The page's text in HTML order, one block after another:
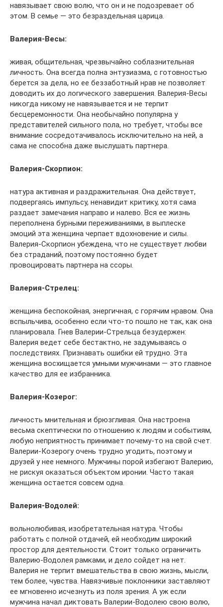
навязывает свою волю, что он и не подозревает об
этом. В семье — это безраздельная царица.
Валерия-Весы:
живая, общительная, чрезвычайно соблазнительная
личность. Она всегда полна энтузиазма, с готовностью
берется за дела, но ее беззаботный нрав не позволяет
доводить их до логического завершения. Валерия-Весы
никогда никому не навязывается и не терпит
бесцеремонности. Она необычайно популярна у
представителей сильного пола, но требует, чтобы все
внимание сосредотачивалось исключительно на ней, а
сама не способна даже выслушать партнера.
Валерия-Скорпион:
натура активная и раздражительная. Она действует,
подвергаясь импульсу, ненавидит критику, хотя сама
раздает замечания направо и налево. Вся ее жизнь
переполнена бурными переживаниями, в выплеске
эмоций эта женщина черпает вдохновение и силы.
Валерия-Скорпион убеждена, что не существует любви
без страданий, поэтому постоянно будет
провоцировать партнера на ссоры.
Валерия-Стрелец:
женщина беспокойная, энергичная, с горячим нравом. Она
вспыльчива, особенно если что-то пошло не так, как она
планировала. Гнев Валерии-Стрельца безудержен:
Валерия ведет себе бестактно, не задумываясь о
последствиях. Признавать ошибки ей трудно. Эта
женщина восхищается умными мужчинами — это главное
качество для ее избранника.
Валерия-Козерог:
личность мнительная и брюзгливая. Она настроена
весьма скептически по отношению к людям и событиям,
любую неприятность принимает почему-то на свой счет.
Валерии-Козерогу очень трудно угодить, поэтому и
друзей у нее немного. Мужчины порой избегают Валерию,
не рискуя оказаться объектом иронии. Часто такая
женщина остается совсем одна.
Валерия-Водолей:
вольнолюбивая, изобретательная натура. Чтобы
работать с полной отдачей, ей необходим широкий
простор для деятельности. Стоит только ограничить
Валерию-Водолея рамками, и дело сойдет на нет.
Валерия не терпит вмешательства в свою жизнь, мысли,
тем более, чувства. Навязчивые поклонники заставляют
ее мгновенно исчезнуть из поля зрения. А уж если
мужчина начал диктовать Валерии-Водолею свою волю,